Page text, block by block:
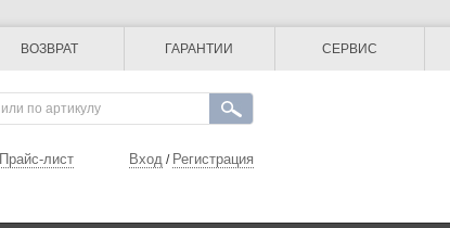
ВОЗВРАТ ГАРАНТИИ СЕРВИС
Прайс-лист Вход / Регистрация